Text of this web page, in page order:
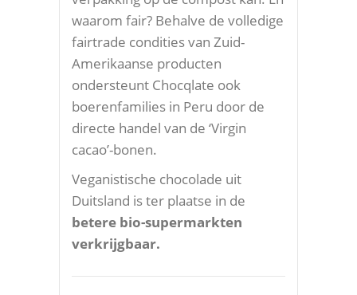
waarom fair? Behalve de volledige
fairtrade condities van Zuid-
Amerikaanse producten
ondersteunt Chocqlate ook
boerenfamilies in Peru door de
directe handel van de ‘Virgin
cacao’-bonen.
Veganistische chocolade uit
Duitsland is ter plaatse in de
betere bio-supermarkten
verkrijgbaar.